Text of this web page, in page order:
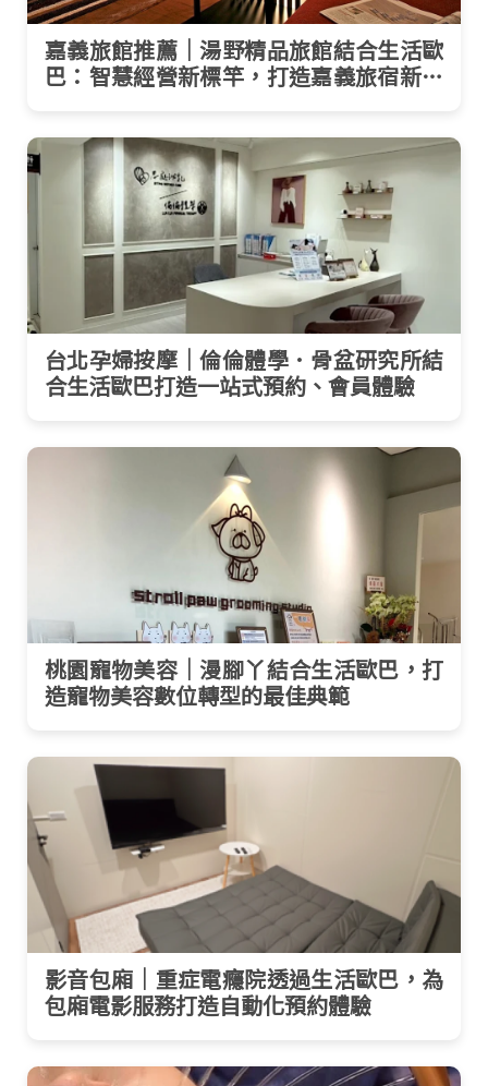
嘉義旅館推薦｜湯野精品旅館結合生活歐
巴：智慧經營新標竿，打造嘉義旅宿新體
台北孕婦按摩｜倫倫體學．骨盆研究所結
合生活歐巴打造一站式預約、會員體驗
桃園寵物美容｜漫腳丫結合生活歐巴，打
造寵物美容數位轉型的最佳典範
影音包廂｜重症電癮院透過生活歐巴，為
包廂電影服務打造自動化預約體驗